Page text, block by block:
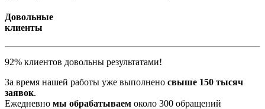
Довольные
клиенты
92% клиентов довольны результатами!
За время нашей работы уже выполнено свыше 150 тысяч
заявок.
Ежедневно мы обрабатываем около 300 обращений